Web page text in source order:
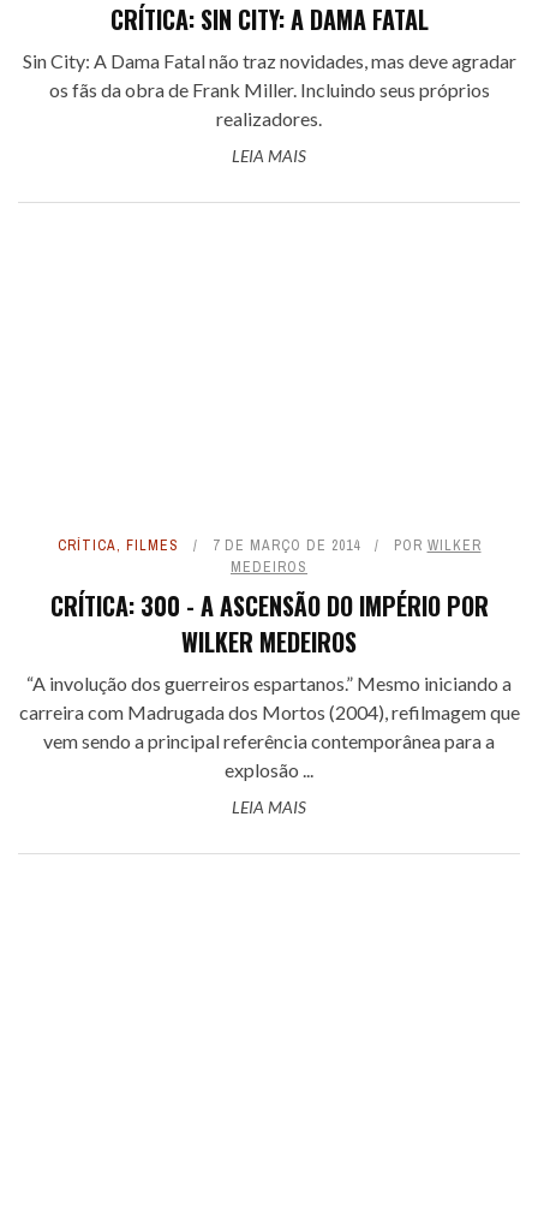
CRÍTICA: SIN CITY: A DAMA FATAL
Sin City: A Dama Fatal não traz novidades, mas deve agradar
os fãs da obra de Frank Miller. Incluindo seus próprios
realizadores.
LEIA MAIS
CRÍTICA, FILMES 7 DE MARÇO DE 2014 POR WILKER
MEDEIROS
CRÍTICA: 300 - A ASCENSÃO DO IMPÉRIO POR
WILKER MEDEIROS
“A involução dos guerreiros espartanos.” Mesmo iniciando a
carreira com Madrugada dos Mortos (2004), refilmagem que
vem sendo a principal referência contemporânea para a
explosão ...
LEIA MAIS